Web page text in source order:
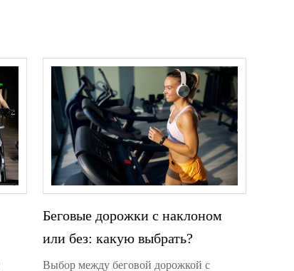
Беговые дорожки с наклоном
или без: какую выбрать?
Выбор между беговой дорожкой с